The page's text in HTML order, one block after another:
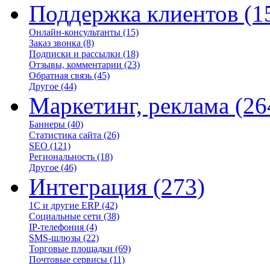
Поддержка клиентов
Онлайн-консультанты (15)
Заказ звонка (8)
Подписки и рассылки (18)
Отзывы, комментарии (23)
Обратная связь (45)
Другое (44)
Маркетинг, реклама
Баннеры (40)
Статистика сайта (26)
SEO (121)
Региональность (18)
Другое (46)
Интеграция (273)
1С и другие ERP (42)
Социальные сети (38)
IP-телефония (4)
SMS-шлюзы (22)
Торговые площадки (69)
Почтовые сервисы (11)